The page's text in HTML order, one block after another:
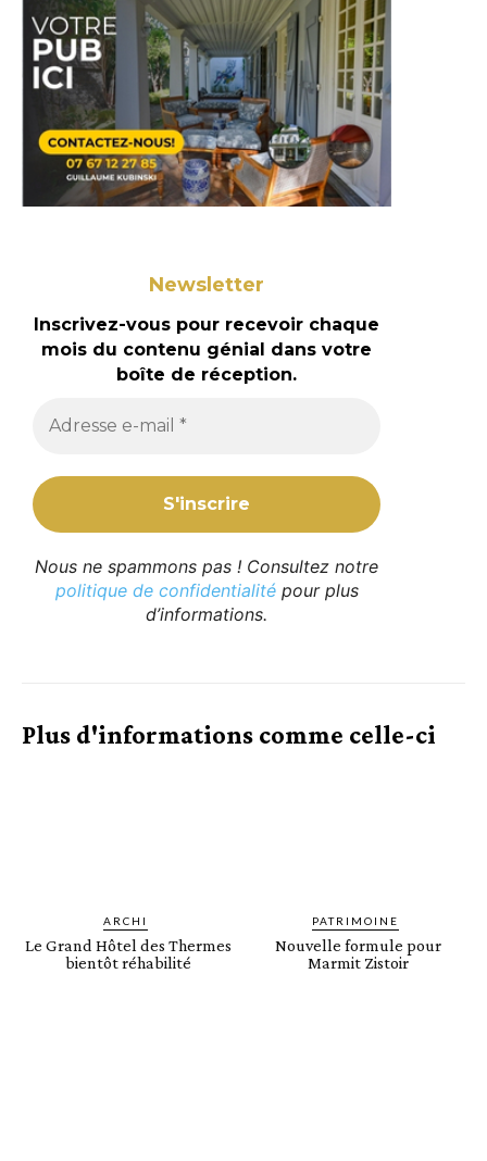
Newsletter
Inscrivez-vous pour recevoir chaque
mois du contenu génial dans votre
boîte de réception.
Nous ne spammons pas ! Consultez notre
politique de confidentialitépour plus
d’informations.
Plus d'informations comme celle-ci
ARCHI
Le Grand Hôtel des Thermes
bientôt réhabilité
PATRIMOINE
Nouvelle formule pour
Marmit Zistoir